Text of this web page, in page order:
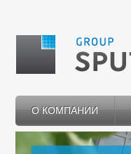
О КОМПАНИИ